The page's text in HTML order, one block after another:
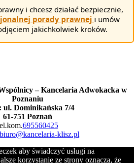
i chcesz działać bezpiecznie,
porady prawnej i umów
jakichkolwiek kroków.
– Kancelaria Adwokacka w
Poznaniu
ul. Dominikańska 7/4
61-751 Poznań
695560425
biuro@kancelaria-klisz.pl
aby świadczyć usługi na
korzystanie ze strony oznacza, że